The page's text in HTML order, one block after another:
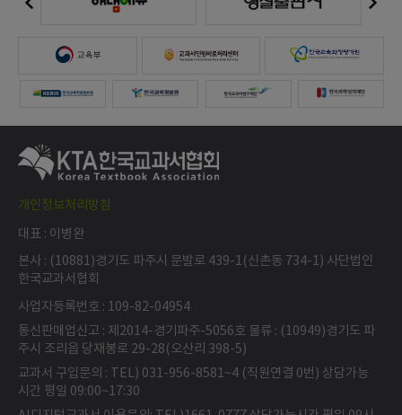
개인정보처리방침
대표 : 이병완
본사 : (10881)경기도 파주시 문발로 439-1(신촌동 734-1) 사단법인
한국교과서협회
사업자등록번호 : 109-82-04954
통신판매업신고 : 제2014-경기파주-5056호 물류 : (10949)경기도 파
주시 조리읍 당재봉로 29-28(오산리 398-5)
교과서 구입문의 : TEL) 031-956-8581~4 (직원연결 0번) 상담가능
시간 평일 09:00~17:30